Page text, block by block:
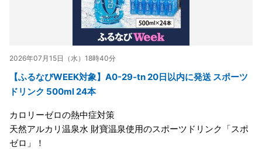
2026年07月15日（水）18時40分
【ふるなびWEEK対象】A0-29-tn 20日以内に発送 スポーツ
ドリンク 500ml 24本
カロリーゼロの熱中症対策
天然アルカリ温泉水 財寶温泉使用のスポーツドリンク「スポ
ゼロ」！